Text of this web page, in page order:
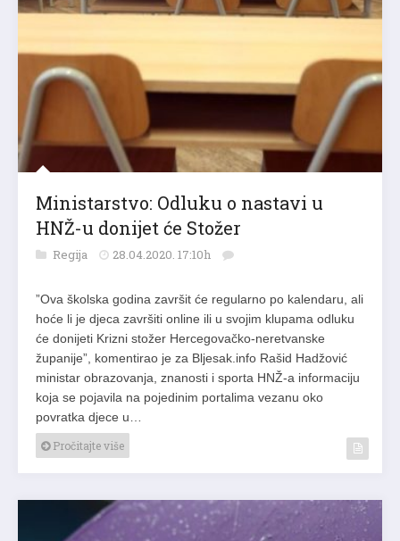
Ministarstvo: Odluku o nastavi u
HNŽ-u donijet će Stožer
Regija 28.04.2020. 17:10h
”Ova školska godina završit će regularno po kalendaru, ali
hoće li je djeca završiti online ili u svojim klupama odluku
će donijeti Krizni stožer Hercegovačko-neretvanske
županije”, komentirao je za Bljesak.info Rašid Hadžović
ministar obrazovanja, znanosti i sporta HNŽ-a informaciju
koja se pojavila na pojedinim portalima vezanu oko
povratka djece u…
Pročitajte više